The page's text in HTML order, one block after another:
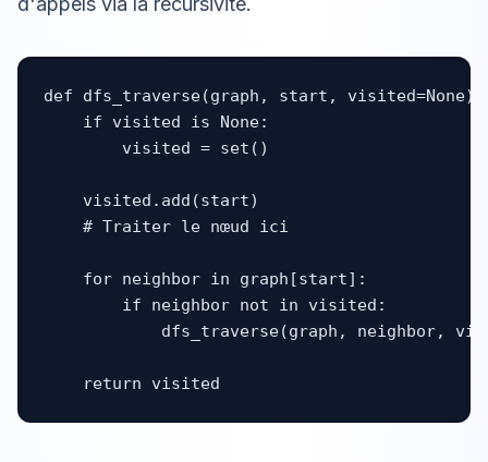
def dfs_traverse(graph, start, visited=None):
    if visited is None:
        visited = set()
    visited.add(start)
    # Traiter le nœud ici
    for neighbor in graph[start]:
        if neighbor not in visited:
dfs_traverse(graph, neighbor,
    return visited